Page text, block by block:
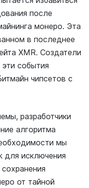
после
монеро. Эта
в последнее
XMR. Создатели
события
чипсетов с
разработчики
алгоритма
мы
для исключения
от тайной